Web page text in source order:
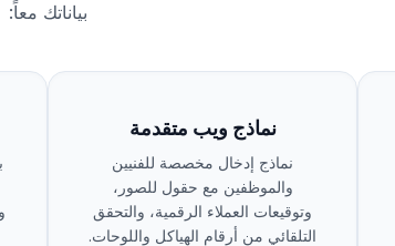
بياناتك معاً:
نماذج ويب متقدمة
نماذج إدخال مخصصة للفنيين
والموظفين مع حقول للصور،
وتوقيعات العملاء الرقمية، والتحقق
التلقائي من أرقام الهياكل واللوحات.